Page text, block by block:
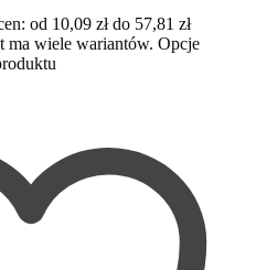
od 10,09 zł do 57,81 zł
ma wiele wariantów. Opcje